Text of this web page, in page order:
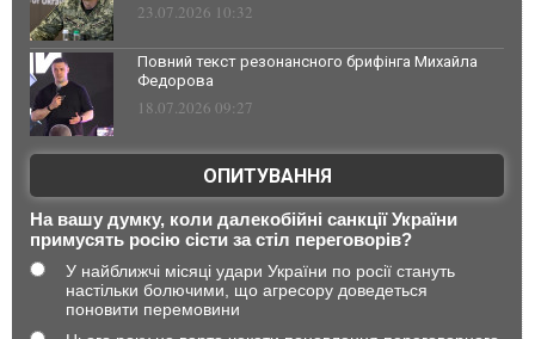
23.07.2026 10:32
Повний текст резонансного брифінга Михайла
Федорова
18.07.2026 09:27
ОПИТУВАННЯ
На вашу думку, коли далекобійні санкції України
примусять росію сісти за стіл переговорів?
У найближчі місяці удари України по росії стануть
настільки болючими, що агресору доведеться
поновити перемовини